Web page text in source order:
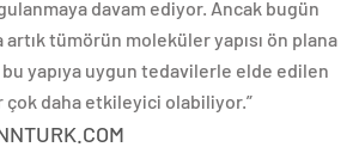
davam ediyor. Ancak bugün
tümörün moleküler yapısı ön plana
bu yapıya uygun tedavilerle elde edilen
çok daha etkileyici olabiliyor.”